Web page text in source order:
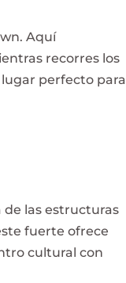
Aquí
recorres los
lugar perfecto para
de las estructuras
fuerte ofrece
cultural con